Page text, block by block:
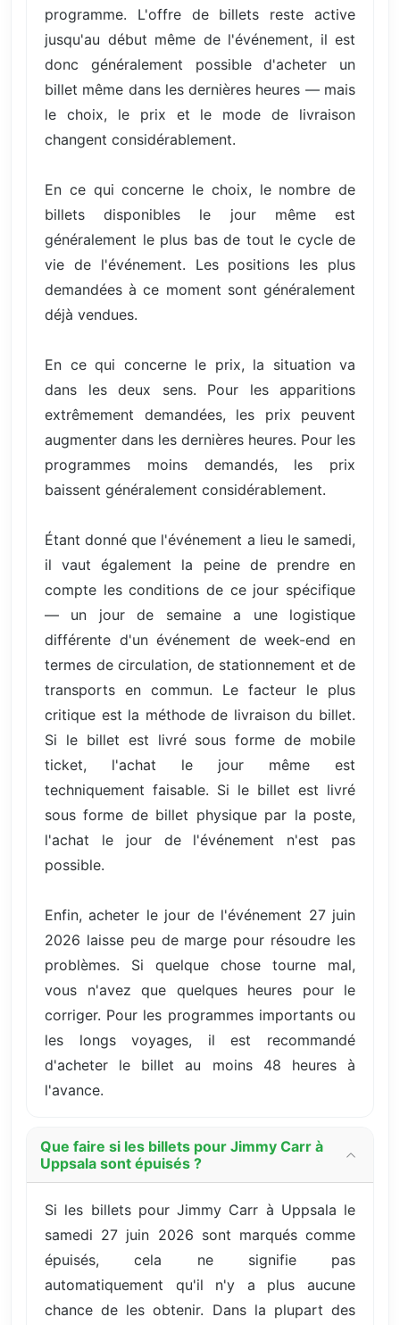
programme. L'offre de billets reste active
jusqu'au début même de l'événement, il est
donc généralement possible d'acheter un
billet même dans les dernières heures — mais
le choix, le prix et le mode de livraison
changent considérablement.
En ce qui concerne le choix, le nombre de
billets disponibles le jour même est
généralement le plus bas de tout le cycle de
vie de l'événement. Les positions les plus
demandées à ce moment sont généralement
déjà vendues.
En ce qui concerne le prix, la situation va
dans les deux sens. Pour les apparitions
extrêmement demandées, les prix peuvent
augmenter dans les dernières heures. Pour les
programmes moins demandés, les prix
baissent généralement considérablement.
Étant donné que l'événement a lieu le samedi,
il vaut également la peine de prendre en
compte les conditions de ce jour spécifique
— un jour de semaine a une logistique
différente d'un événement de week-end en
termes de circulation, de stationnement et de
transports en commun. Le facteur le plus
critique est la méthode de livraison du billet.
Si le billet est livré sous forme de mobile
ticket, l'achat le jour même est
techniquement faisable. Si le billet est livré
sous forme de billet physique par la poste,
l'achat le jour de l'événement n'est pas
possible.
Enfin, acheter le jour de l'événement 27 juin
2026 laisse peu de marge pour résoudre les
problèmes. Si quelque chose tourne mal,
vous n'avez que quelques heures pour le
corriger. Pour les programmes importants ou
les longs voyages, il est recommandé
d'acheter le billet au moins 48 heures à
l'avance.
Que faire si les billets pour Jimmy Carr à
Uppsala sont épuisés ?
Si les billets pour Jimmy Carr à Uppsala le
samedi 27 juin 2026 sont marqués comme
épuisés, cela ne signifie pas
automatiquement qu'il n'y a plus aucune
chance de les obtenir. Dans la plupart des